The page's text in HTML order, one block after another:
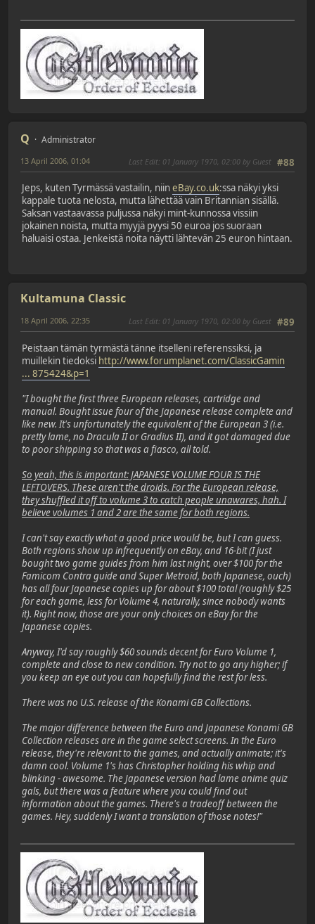
Q Administrator
#88
13 April 2006, 01:04 Last Edit: 01 January 1970, 02:00 by Guest
Jeps, kuten Tyrmässä vastailin, niineBay.co.uk:ssa näkyi yksi
kappale tuota nelosta, mutta lähettää vain Britannian sisällä.
Saksan vastaavassa puljussa näkyi mint-kunnossa vissiin
jokainen noista, mutta myyjä pyysi 50 euroa jos suoraan
haluaisi ostaa. Jenkeistä noita näytti lähtevän 25 euron hintaan.
Kultamuna Classic
#89
18 April 2006, 22:35 Last Edit: 01 January 1970, 02:00 by Guest
Peistaan tämän tyrmästä tänne itselleni referenssiksi, ja
muillekin tiedoksi http://www.forumplanet.com/ClassicGamin
... 875424&p=1
"I bought the first three European releases, cartridge and
manual. Bought issue four of the Japanese release complete and
like new. It's unfortunately the equivalent of the European 3 (i.e.
pretty lame, no Dracula II or Gradius II), and it got damaged due
to poor shipping so that was a fiasco, all told.
So yeah, this is important: JAPANESE VOLUME FOUR IS THE
LEFTOVERS. These aren't the droids. For the European release,
they shuffled it off to volume 3 to catch people unawares, hah. I
believe volumes 1 and 2 are the same for both regions.
I can't say exactly what a good price would be, but I can guess.
Both regions show up infrequently on eBay, and 16-bit (I just
bought two game guides from him last night, over $100 for the
Famicom Contra guide and Super Metroid, both Japanese, ouch)
has all four Japanese copies up for about $100 total (roughly $25
for each game, less for Volume 4, naturally, since nobody wants
it). Right now, those are your only choices on eBay for the
Japanese copies.
Anyway, I'd say roughly $60 sounds decent for Euro Volume 1,
complete and close to new condition. Try not to go any higher; if
you keep an eye out you can hopefully find the rest for less.
There was no U.S. release of the Konami GB Collections.
The major difference between the Euro and Japanese Konami GB
Collection releases are in the game select screens. In the Euro
release, they're relevant to the games, and actually animate; it's
damn cool. Volume 1's has Christopher holding his whip and
blinking - awesome. The Japanese version had lame anime quiz
gals, but there was a feature where you could find out
information about the games. There's a tradeoff between the
games. Hey, suddenly I want a translation of those notes!"